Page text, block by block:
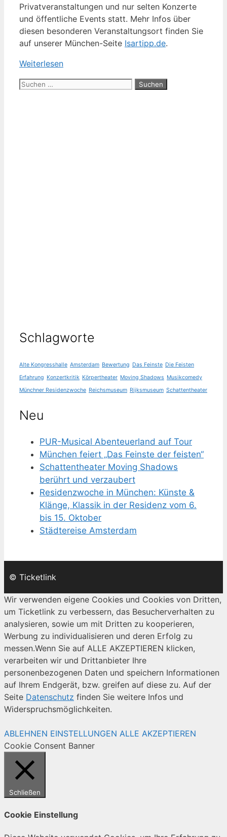
Privatveranstaltungen und nur selten Konzerte
und öffentliche Events statt. Mehr Infos über
diesen besonderen Veranstaltungsort finden Sie
auf unserer München-Seite Isartipp.de.
Weiterlesen
Suchen
Schlagworte
Alte Kongresshalle Amsterdam Bewertung Das Feinste Die Feisten
Erfahrung Konzertkritik Körpertheater Moving Shadows Musikcomedy
Münchner Residenzwoche Reichsmuseum Rijksmuseum Schattentheater
Neu
PUR-Musical Abenteuerland auf Tour
München feiert „Das Feinste der feisten“
Schattentheater Moving Shadows
berührt und verzaubert
Residenzwoche in München: Künste &
Klänge, Klassik in der Residenz vom 6.
bis 15. Oktober
Städtereise Amsterdam
© Ticketlink
Wir verwenden eigene Cookies und Cookies von Dritten,
um Ticketlink zu verbessern, das Besucherverhalten zu
analysieren, sowie um mit Dritten zu kooperieren,
Werbung zu individualisieren und deren Erfolg zu
messen.Wenn Sie auf ALLE AKZEPTIEREN klicken,
verarbeiten wir und Drittanbieter Ihre
personenbezogenen Daten und speichern Informationen
auf Ihrem Endgerät, bzw. greifen auf diese zu. Auf der
Seite Datenschutz finden Sie weitere Infos und
Widerspruchsmöglichkeiten.
ABLEHNEN EINSTELLUNGEN ALLE AKZEPTIEREN
Cookie Consent Banner
Schließen
Cookie Einstellung